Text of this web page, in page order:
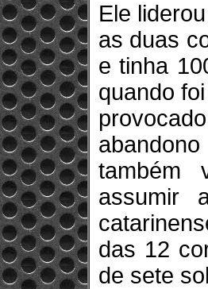
Ele
as duas
e tinha
quando
também
assumir
das 12
de sete